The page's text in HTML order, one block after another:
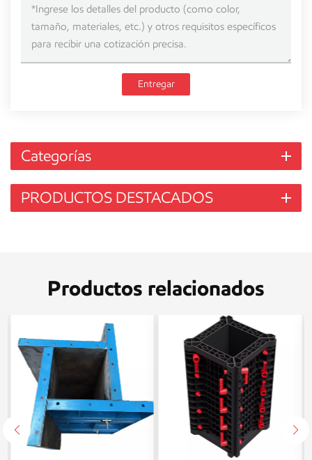
Entregar
Categorías
PRODUCTOS DESTACADOS
Productos relacionados